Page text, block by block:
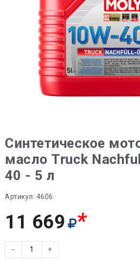
Синтетическое
масло Truck
40 - 5 л
Артикул: 4606
11 669 *
− +